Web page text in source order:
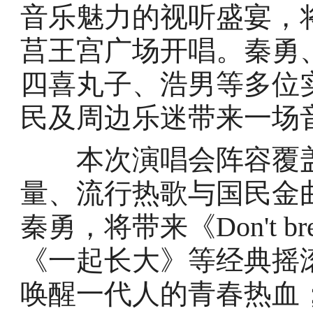
音乐魅力的视听盛宴，
莒王宫广场开唱。秦勇
四喜丸子、浩男等多
民及周边乐迷带来一场
本次演唱会阵容覆
量、流行热歌与国民金
秦勇，将带来《Don't
《一起长大》等经典
唤醒一代人的青春热血